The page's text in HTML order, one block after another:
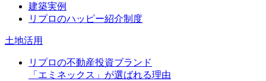
建築実例
リプロのハッピー紹介制度
土地活用
リプロの不動産投資ブランド
「エミネックス」が選ばれる理由